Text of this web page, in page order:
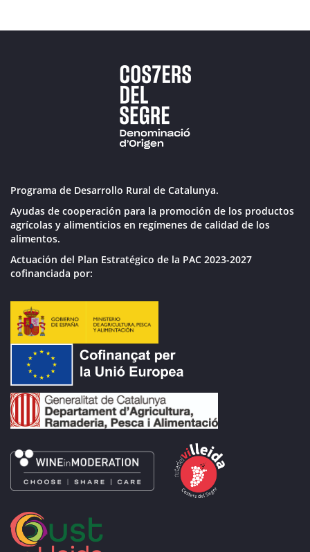
Programa de Desarrollo Rural de Catalunya.
Ayudas de cooperación para la promoción de los productos
agrícolas y alimenticios en regímenes de calidad de los
alimentos.
Actuación del Plan Estratégico de la PAC 2023-2027
cofinanciada por: